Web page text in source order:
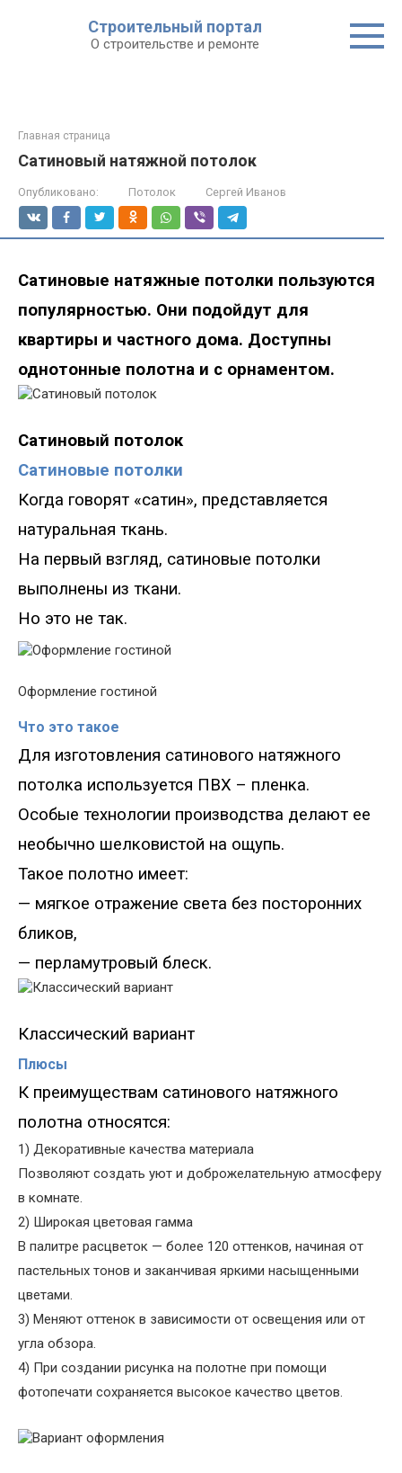
Строительный портал
О строительстве и ремонте
Главная страница
Сатиновый натяжной потолок
Опубликовано: Потолок Сергей Иванов
Сатиновые натяжные потолки пользуются
популярностью. Они подойдут для
квартиры и частного дома. Доступны
однотонные полотна и с орнаментом.
Сатиновый потолок
Сатиновые потолки
Когда говорят «сатин», представляется
натуральная ткань.
На первый взгляд, сатиновые потолки
выполнены из ткани.
Но это не так.
Оформление гостиной
Что это такое
Для изготовления сатинового натяжного
потолка используется ПВХ – пленка.
Особые технологии производства делают ее
необычно шелковистой на ощупь.
Такое полотно имеет:
— мягкое отражение света без посторонних
бликов,
— перламутровый блеск.
Классический вариант
Плюсы
К преимуществам сатинового натяжного
полотна относятся:
1) Декоративные качества материала
Позволяют создать уют и доброжелательную атмосферу
в комнате.
2) Широкая цветовая гамма
В палитре расцветок — более 120 оттенков, начиная от
пастельных тонов и заканчивая яркими насыщенными
цветами.
3) Меняют оттенок в зависимости от освещения или от
угла обзора.
4) При создании рисунка на полотне при помощи
фотопечати сохраняется высокое качество цветов.